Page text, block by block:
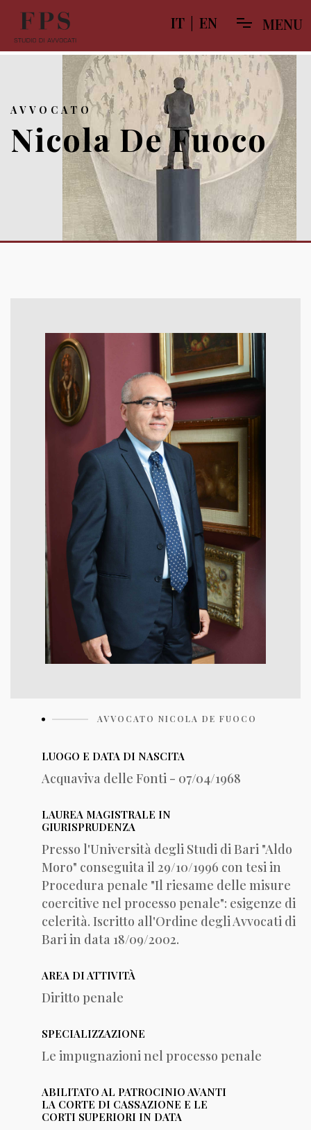
MENU
IT EN
AVVOCATO
Nicola De Fuoco
AVVOCATO NICOLA DE FUOCO
LUOGO E DATA DI NASCITA
Acquaviva delle Fonti - 07/04/1968
LAUREA MAGISTRALE IN
GIURISPRUDENZA
Presso l'Università degli Studi di Bari "Aldo
Moro" conseguita il 29/10/1996 con tesi in
Procedura penale "Il riesame delle misure
coercitive nel processo penale": esigenze di
celerità. Iscritto all'Ordine degli Avvocati di
Bari in data 18/09/2002.
AREA DI ATTIVITÀ
Diritto penale
SPECIALIZZAZIONE
Le impugnazioni nel processo penale
ABILITATO AL PATROCINIO AVANTI
LA CORTE DI CASSAZIONE E LE
CORTI SUPERIORI IN DATA